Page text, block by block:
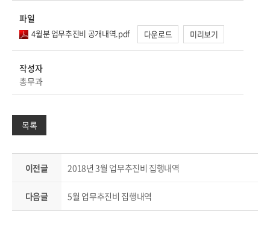
파일
4월분 업무추진비 공개내역.pdf 다운로드 미리보기
작성자
총무과
목록
이전글 2018년 3월 업무추진비 집행내역
다음글 5월 업무추진비 집행내역